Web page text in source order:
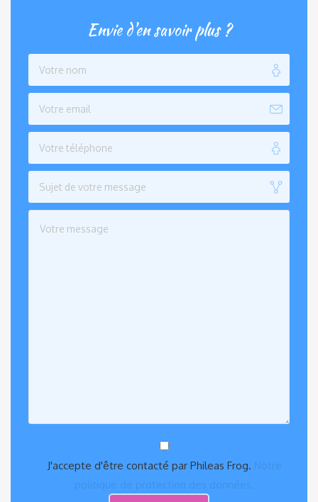
Envie d'en savoir plus ?
J'accepte d'être contacté par Phileas Frog. Notre
politique de protection des données.